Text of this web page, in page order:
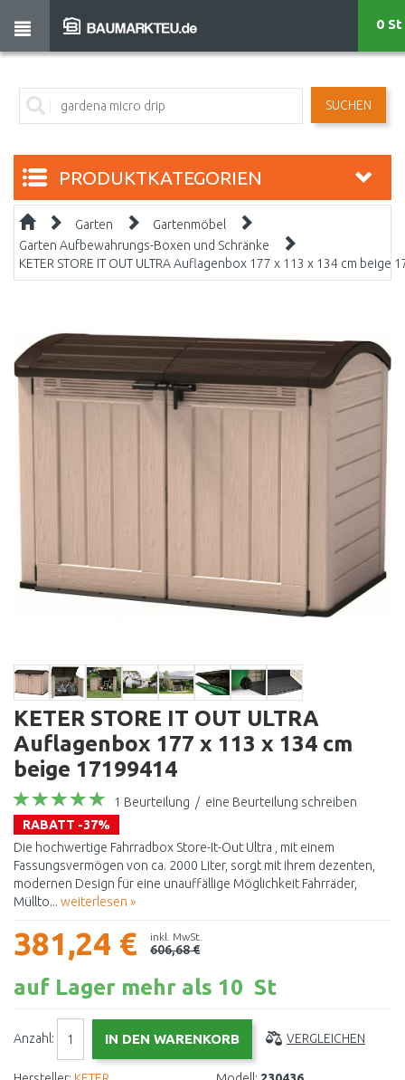
SUCHEN
0 St
PRODUKTKATEGORIEN
Garten
Gartenmöbel
Garten Aufbewahrungs-Boxen und Schränke
KETER STORE IT OUT ULTRA Auflagenbox 177 x 113 x 134 cm beige
KETER STORE IT OUT ULTRA
Auflagenbox 177 x 113 x 134 cm
beige 17199414
1 Beurteilung / eine Beurteilung schreiben
RABATT -37%
Die hochwertige Fahrradbox Store-It-Out Ultra , mit einem
Fassungsvermögen von ca. 2000 Liter, sorgt mit ihrem dezenten,
modernen Design für eine unauffällige Möglichkeit Fahrräder,
Müllto... weiterlesen »
381,24 € inkl. MwSt.
606,68 €
auf Lager mehr als 10 St
Anzahl: VERGLEICHEN